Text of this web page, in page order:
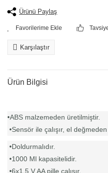
Ürünü Paylaş
Karşılaştır
Ürün Bilgisi
•ABS malzemeden üretilmiştir.
•Sensör ile çalışır, el
•Doldurmalıdır.
•1000 Ml kapasitelidir.
•6x1,5 V AA pille çalışır.